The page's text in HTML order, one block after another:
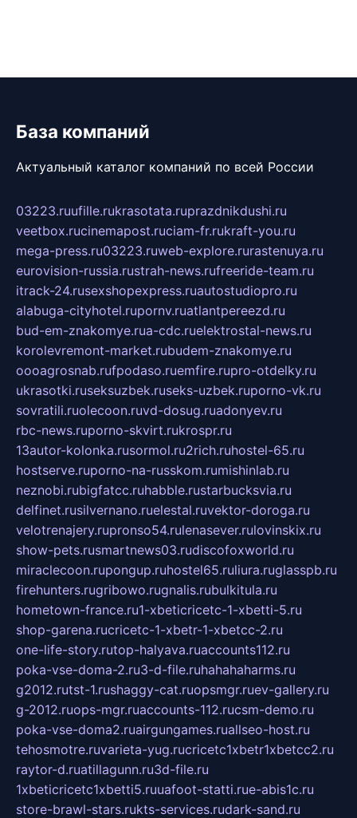
База компаний
Актуальный каталог компаний по всей России
03223.ruufille.rukrasotata.ruprazdnikdushi.ru
veetbox.rucinemapost.ruciam-fr.rukraft-you.ru
mega-press.ru03223.ruweb-explore.rurastenuya.ru
eurovision-russia.rustrah-news.rufreeride-team.ru
itrack-24.rusexshopexpress.ruautostudiopro.ru
alabuga-cityhotel.rupornv.ruatlantpereezd.ru
bud-em-znakomye.rua-cdc.ruelektrostal-news.ru
korolevremont-market.rubudem-znakomye.ru
oooagrosnab.rufpodaso.ruemfire.rupro-otdelky.ru
ukrasotki.ruseksuzbek.ruseks-uzbek.ruporno-vk.ru
sovratili.ruolecoon.ruvd-dosug.ruadonyev.ru
rbc-news.ruporno-skvirt.rukrospr.ru
13autor-kolonka.rusormol.ru2rich.ruhostel-65.ru
hostserve.ruporno-na-russkom.rumishinlab.ru
neznobi.rubigfatcc.ruhabble.rustarbucksvia.ru
delfinet.rusilvernano.ruelestal.ruvektor-doroga.ru
velotrenajery.rupronso54.rulenasever.rulovinskix.ru
show-pets.rusmartnews03.rudiscofoxworld.ru
miraclecoon.rupongup.ruhostel65.ruliura.ruglasspb.ru
firehunters.rugribowo.rugnalis.rubulkitula.ru
hometown-france.ru1-xbeticricetc-1-xbetti-5.ru
shop-garena.rucricetc-1-xbetr-1-xbetcc-2.ru
one-life-story.rutop-halyava.ruaccounts112.ru
poka-vse-doma-2.ru3-d-file.ruhahahaharms.ru
g2012.rutst-1.rushaggy-cat.ruopsmgr.ruev-gallery.ru
g-2012.ruops-mgr.ruaccounts-112.rucsm-demo.ru
poka-vse-doma2.ruairgungames.ruallseo-host.ru
tehosmotre.ruvarieta-yug.rucricetc1xbetr1xbetcc2.ru
raytor-d.ruatillagunn.ru3d-file.ru
1xbeticricetc1xbetti5.ruuafoot-statti.rue-abis1c.ru
store-brawl-stars.rukts-services.rudark-sand.ru